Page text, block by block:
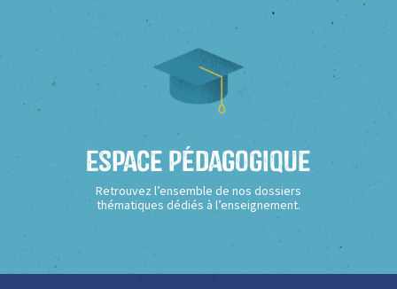
Espace Pédagogique
Retrouvez l’ensemble de nos dossiers
thématiques dédiés à l’enseignement.